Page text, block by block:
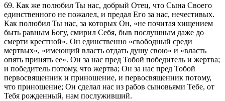
69. Как же полюбил Ты нас, добрый Отец, что Сына Своего
единственного не пожалел, и предал Его за нас, нечестивых.
Как полюбил Ты нас, за которых Он, «не почитая хищением
быть равным Богу, смирил Себя, быв послушным даже до
смерти крестной». Он единственно «свободный среди
мертвых», «имеющий власть отдать душу свою» и «власть
опять принять ее». Он за нас пред Тобой победитель и жертва;
и победитель потому, что жертва; Он за нас пред Тобой
первосвященник и приношение, и первосвященник потому,
что приношение; Он сделал нас из рабов сыновьями Тебе, от
Тебя рожденный, нам послуживший.